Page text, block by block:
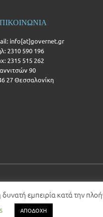
info[at]governet.gr
2310 590 196
2315 515 262
90
27 Θεσσαλονίκη
εμπειρία κατά την
ΑΠΟΔΟΧΗ